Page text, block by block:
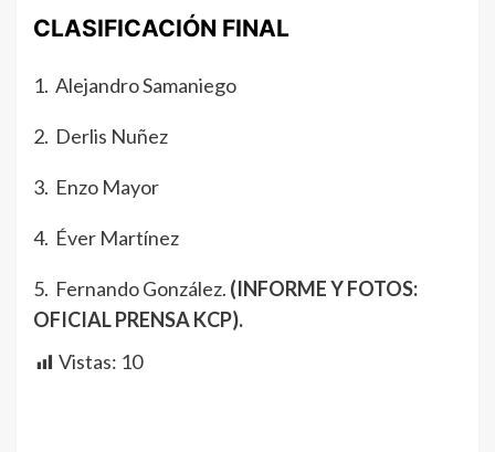
CLASIFICACIÓN FINAL
1. Alejandro Samaniego
2. Derlis Nuñez
3. Enzo Mayor
4. Éver Martínez
5. Fernando González. (INFORME Y FOTOS:
OFICIAL PRENSA KCP).
Vistas: 10